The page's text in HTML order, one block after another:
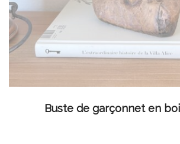
LIRE LA SUITE
Buste de garçonnet en